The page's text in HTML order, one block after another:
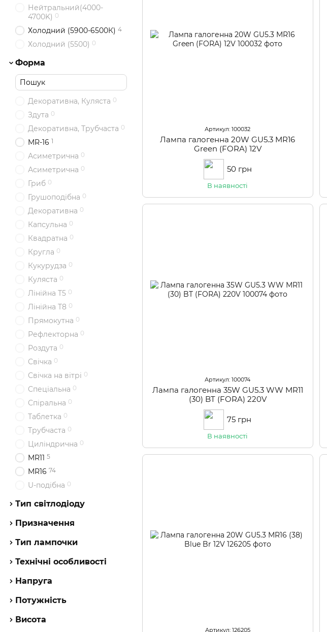
Артикул: 100032
Лампа галогенна 20W GU5.3 MR16
Green (FORA) 12V
50 грн
В наявності
Артикул: 100074
Лампа галогенна 35W GU5.3 WW MR11
(30) BT (FORA) 220V
75 грн
В наявності
Артикул: 126205
Нейтральний(4000-
4700K) 0
Холодний (5900-6500К) 4
Холодний (5500) 0
Форма
Декоративна, Куляста 0
Здута 0
Декоративна, Трубчаста 0
MR-16 1
Асиметрична 0
Асиметрична 0
Гриб 0
Грушоподібна 0
Декоративна 0
Капсульна 0
Квадратна 0
Кругла 0
Кукурудза 0
Куляста 0
Лінійна T5 0
Лінійна T8 0
Прямокутна 0
Рефлекторна 0
Роздута 0
Свічка 0
Свічка на вітрі 0
Спеціальна 0
Спіральна 0
Таблетка 0
Трубчаста 0
Циліндрична 0
MR11 5
MR16 74
U-подібна 0
Тип світлодіоду
Призначення
Тип лампочки
Технічні особливості
Напруга
Потужність
Висота